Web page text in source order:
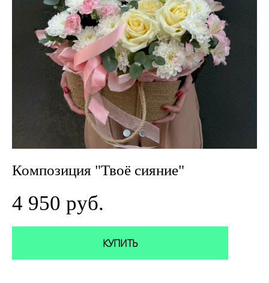
Композиция "Твоё сияние"
4 950 pуб.
КУПИТЬ